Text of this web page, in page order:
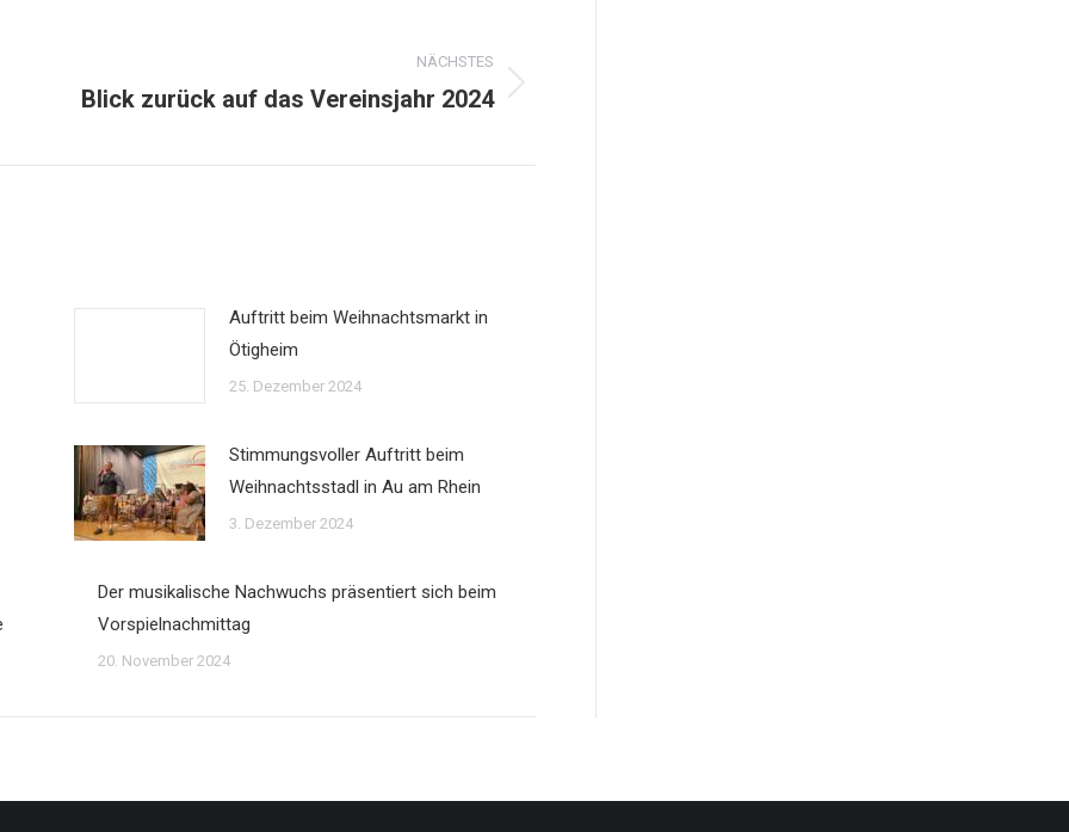
NÄCHSTES
Nächster
Blick zurück auf das Vereinsjahr 2024
Auftritt beim Weihnachtsmarkt in
Ötigheim
25. Dezember 2024
Stimmungsvoller Auftritt beim
Weihnachtsstadl in Au am Rhein
3. Dezember 2024
Der musikalische Nachwuchs präsentiert sich beim
Vorspielnachmittag
20. November 2024